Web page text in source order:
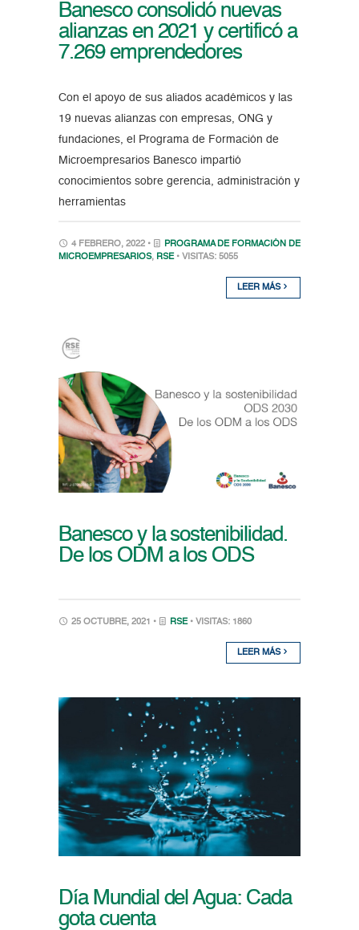
Banesco consolidó nuevas
alianzas en 2021 y certificó a
7.269 emprendedores
Con el apoyo de sus aliados académicos y las
19 nuevas alianzas con empresas, ONG y
fundaciones, el Programa de Formación de
Microempresarios Banesco impartió
conocimientos sobre gerencia, administración y
herramientas
4 FEBRERO, 2022 •
PROGRAMA DE FORMACIÓN DE
MICROEMPRESARIOS, RSE • VISITAS: 5055
LEER MÁS
Banesco y la sostenibilidad.
De los ODM a los ODS
25 OCTUBRE, 2021 • RSE • VISITAS: 1860
LEER MÁS
Día Mundial del Agua: Cada
gota cuenta